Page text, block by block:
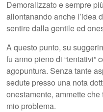
Demoralizzato e sempre
allontanando anche l’idea
sentire dalla gentile ed
A questo punto, su
fu anno pieno di “tentativi”
agopuntura. Senza tante
sedute presso una nota
onestamente, ammette
mio problema.